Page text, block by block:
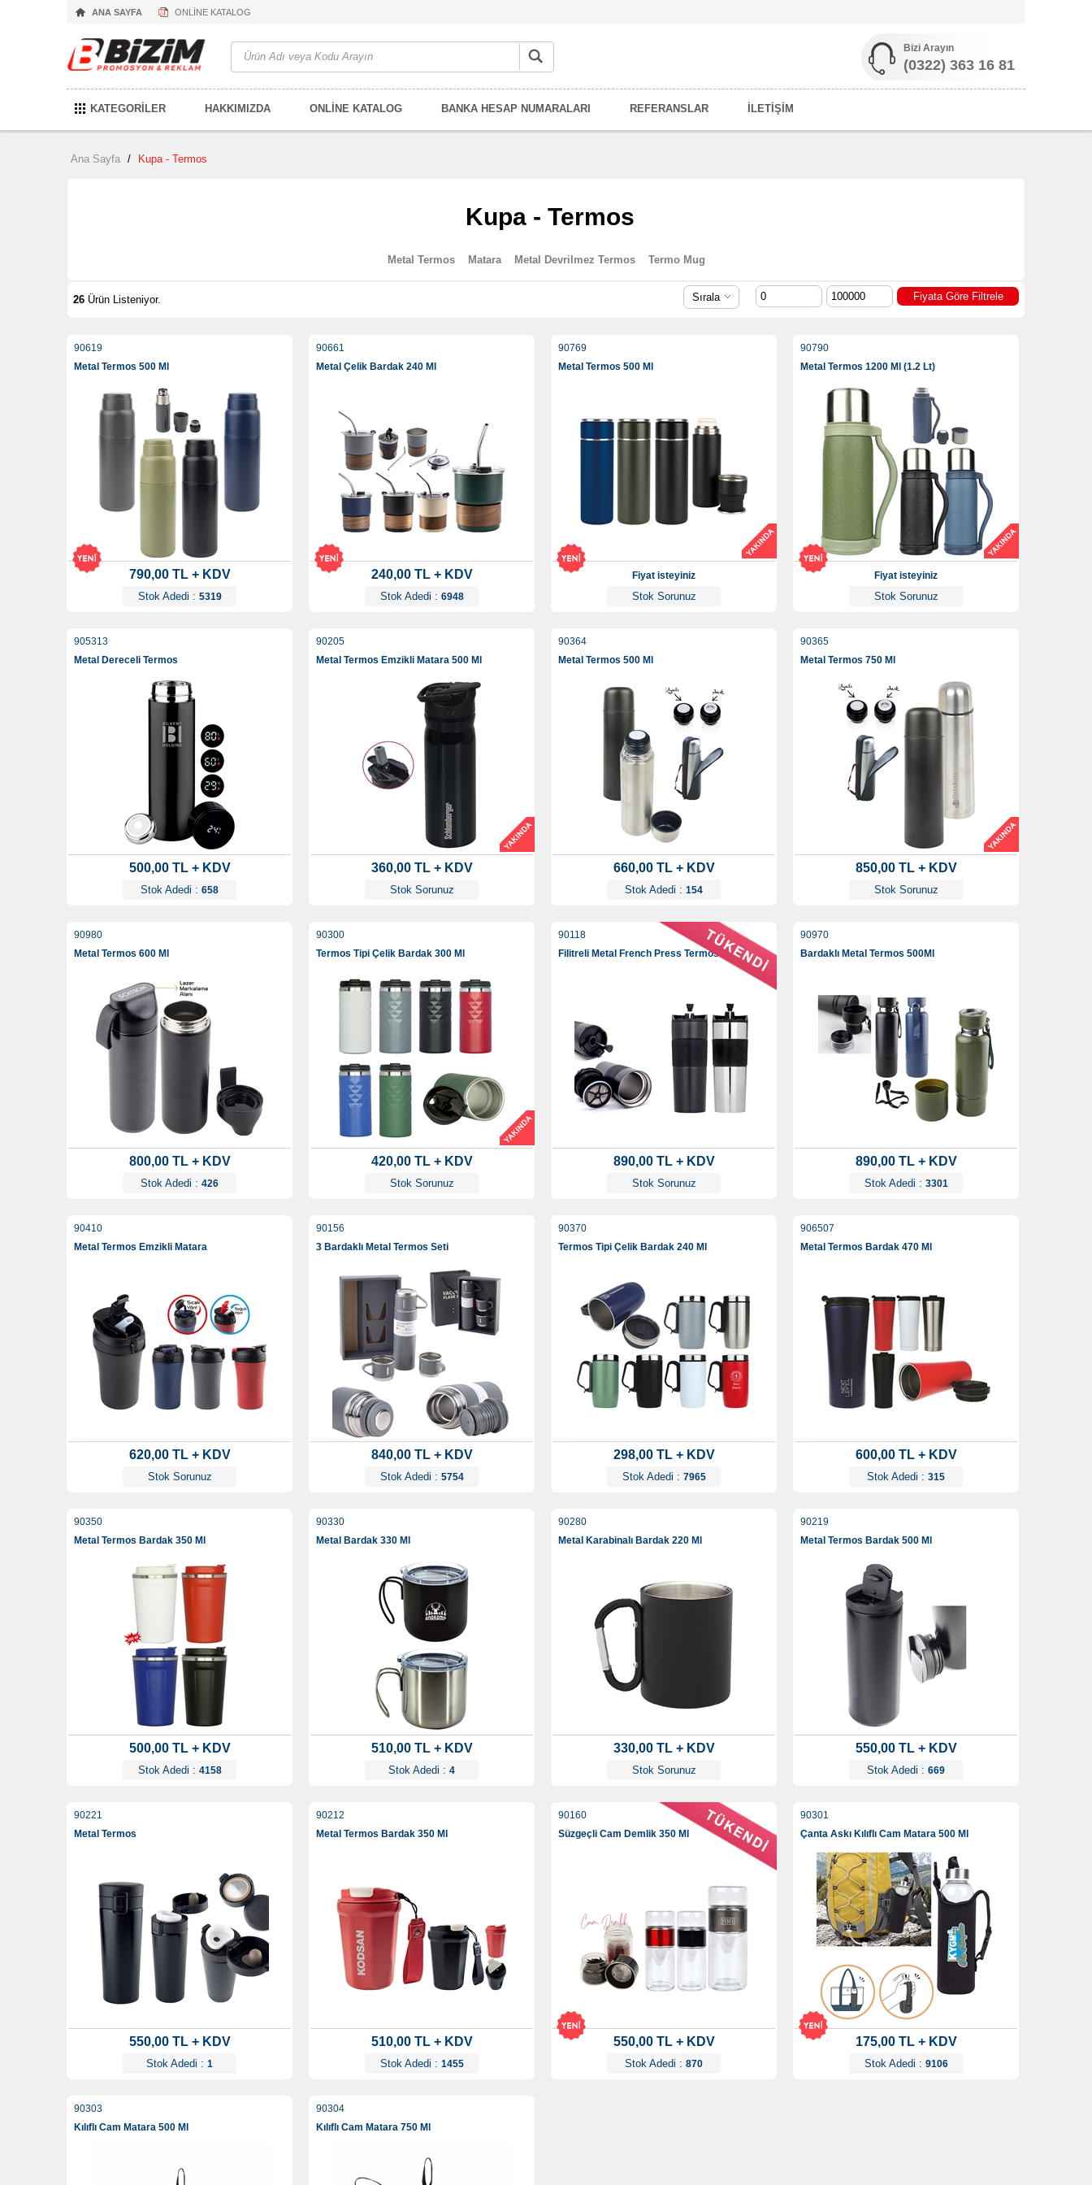
ANA SAYFA ONLİNE KATALOG
Bizi Arayın
(0322) 363 16 81
KATEGORİLER HAKKIMIZDA ONLİNE KATALOG BANKA HESAP NUMARALARI REFERANSLAR İLETİŞİM
Ana Sayfa / Kupa - Termos
Kupa - Termos
Metal Termos Matara Metal Devrilmez Termos Termo Mug
26 Ürün Listeniyor. Sırala
90619
Metal Termos 500 Ml
790,00 TL + KDV
Stok Adedi : 5319
90661
Metal Çelik Bardak 240 Ml
240,00 TL + KDV
Stok Adedi : 6948
90769
Metal Termos 500 Ml
Fiyat isteyiniz
Stok Sorunuz
90790
Metal Termos 1200 Ml (1.2 Lt)
Fiyat isteyiniz
Stok Sorunuz
905313
Metal Dereceli Termos
500,00 TL + KDV
Stok Adedi : 658
90205
Metal Termos Emzikli Matara 500 Ml
360,00 TL + KDV
Stok Sorunuz
90364
Metal Termos 500 Ml
660,00 TL + KDV
Stok Adedi : 154
90365
Metal Termos 750 Ml
850,00 TL + KDV
Stok Sorunuz
90980
Metal Termos 600 Ml
800,00 TL + KDV
Stok Adedi : 426
90300
Termos Tipi Çelik Bardak 300 Ml
420,00 TL + KDV
Stok Sorunuz
90118
Filitreli Metal French Press Termos 500 Ml
890,00 TL + KDV
Stok Sorunuz
90970
Bardaklı Metal Termos 500Ml
890,00 TL + KDV
Stok Adedi : 3301
90410
Metal Termos Emzikli Matara
620,00 TL + KDV
Stok Sorunuz
90156
3 Bardaklı Metal Termos Seti
840,00 TL + KDV
Stok Adedi : 5754
90370
Termos Tipi Çelik Bardak 240 Ml
298,00 TL + KDV
Stok Adedi : 7965
906507
Metal Termos Bardak 470 Ml
600,00 TL + KDV
Stok Adedi : 315
90350
Metal Termos Bardak 350 Ml
500,00 TL + KDV
Stok Adedi : 4158
90330
Metal Bardak 330 Ml
510,00 TL + KDV
Stok Adedi : 4
90280
Metal Karabinalı Bardak 220 Ml
330,00 TL + KDV
Stok Sorunuz
90219
Metal Termos Bardak 500 Ml
550,00 TL + KDV
Stok Adedi : 669
90221
Metal Termos
550,00 TL + KDV
Stok Adedi : 1
90212
Metal Termos Bardak 350 Ml
510,00 TL + KDV
Stok Adedi : 1455
90160
Süzgeçli Cam Demlik 350 Ml
550,00 TL + KDV
Stok Adedi : 870
90301
Çanta Askı Kılıflı Cam Matara 500 Ml
175,00 TL + KDV
Stok Adedi : 9106
90303
Kılıflı Cam Matara 500 Ml
90304
Kılıflı Cam Matara 750 Ml